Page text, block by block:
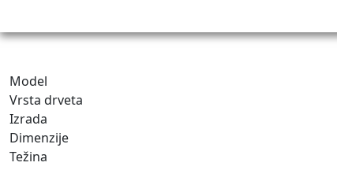
Model
Vrsta drveta
Izrada
Dimenzije
Težina